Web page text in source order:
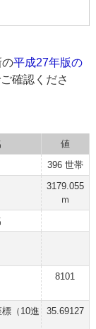
平成27年版の
確認くださ
値
396 世帯
3179.055
ｍ
8101
（10進
35.69127